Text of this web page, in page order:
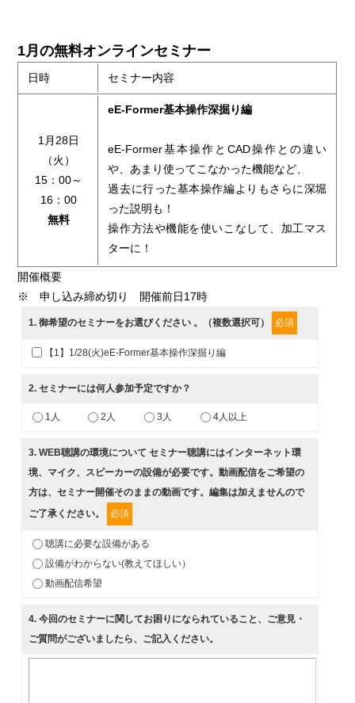
1月の無料オンラインセミナー
日時 セミナー内容
1月28日
（火）
15：00～
16：00
無料
eE-Former基本操作深掘り編
eE-Former基本操作とCAD操作との違い
や、あまり使ってこなかった機能など、
過去に行った基本操作編よりもさらに深堀
った説明も！
操作方法や機能を使いこなして、加工マス
ターに！
開催概要
※ 申し込み締め切り 開催前日17時
1. 御希望のセミナーをお選びください 。（複数選択可） 必須
【1】1/28(火)eE-Former基本操作深掘り編
2. セミナーには何人参加予定ですか？
1人 2人 3人 4人以上
3. WEB聴講の環境について セミナー聴講にはインターネット環
境、マイク、スピーカーの設備が必要です。動画配信をご希望の
方は、セミナー開催そのままの動画です。編集は加えませんので
ご了承ください。
必須
聴講に必要な設備がある
設備がわからない(教えてほしい）
動画配信希望
4. 今回のセミナーに関してお困りになられていること、ご意見・
ご質問がございましたら、ご記入ください。